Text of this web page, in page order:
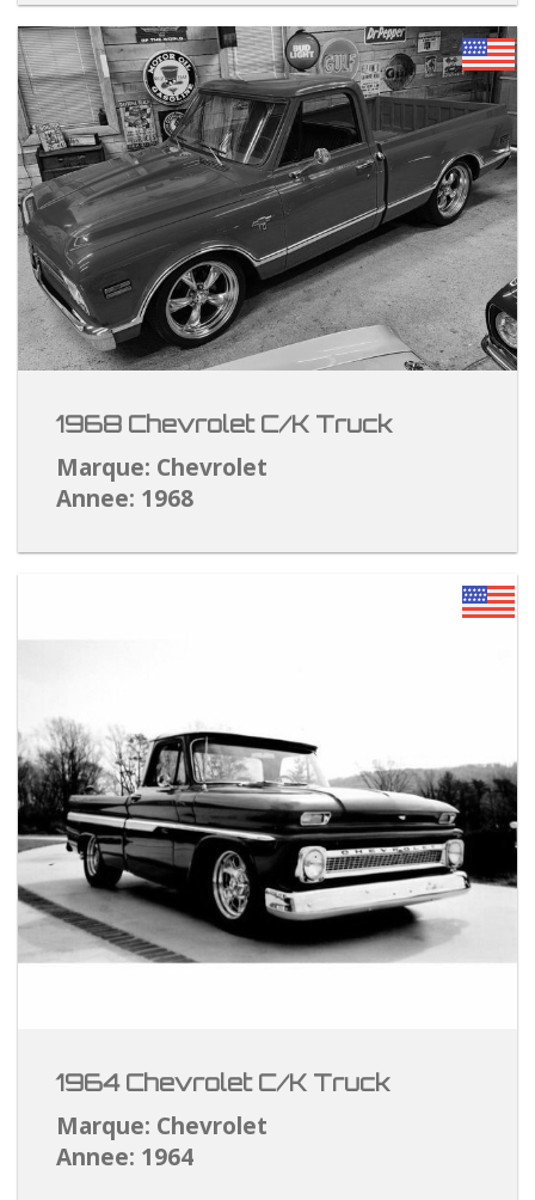
1968 Chevrolet C/K Truck
Marque: Chevrolet
Annee: 1968
1964 Chevrolet C/K Truck
Marque: Chevrolet
Annee: 1964